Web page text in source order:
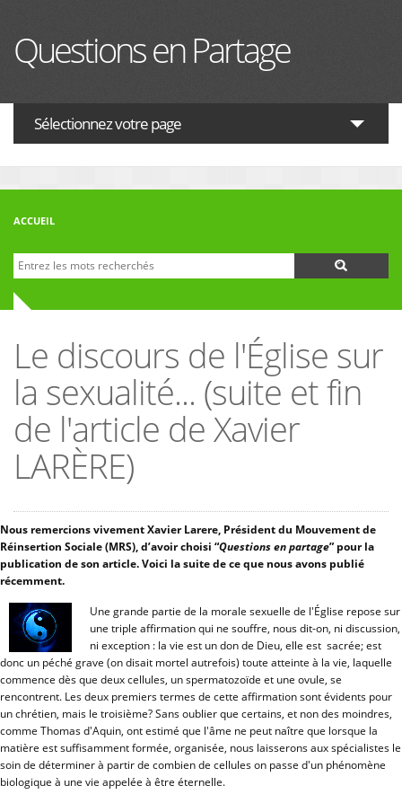
Questions en Partage
Sélectionnez votre page
ACTUALITES
FORUM
ACCUEIL
Formulaire de recherche
Recherche
Le discours de l'Église sur
la sexualité... (suite et fin
de l'article de Xavier
LARÈRE)
Nous remercions vivement Xavier Larere, Président du Mouvement de
Réinsertion Sociale (MRS), d’avoir choisi “Questions en partage” pour la
publication de son article. Voici la suite de ce que nous avons publié
récemment.
Une grande partie de la morale sexuelle de l'Église repose sur
une triple affirmation qui ne souffre, nous dit-on, ni discussion,
ni exception : la vie est un don de Dieu, elle est sacrée; est
donc un péché grave (on disait mortel autrefois) toute atteinte à la vie, laquelle
commence dès que deux cellules, un spermatozoïde et une ovule, se
rencontrent. Les deux premiers termes de cette affirmation sont évidents pour
un chrétien, mais le troisième? Sans oublier que certains, et non des moindres,
comme Thomas d'Aquin, ont estimé que l'âme ne peut naître que lorsque la
matière est suffisamment formée, organisée, nous laisserons aux spécialistes le
soin de déterminer à partir de combien de cellules on passe d'un phénomène
biologique à une vie appelée à être éternelle.